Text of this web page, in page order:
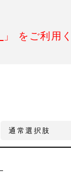
」 をご利用